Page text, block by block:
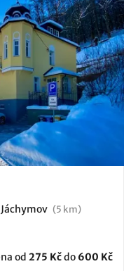
Jáchymov (5 km)
od 275 Kčdo 600 Kč